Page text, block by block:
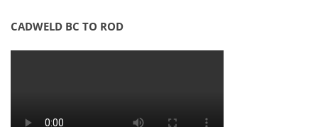
CADWELD BC TO ROD